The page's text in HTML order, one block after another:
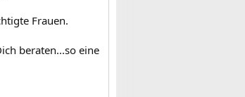
Frauen.
beraten...so eine